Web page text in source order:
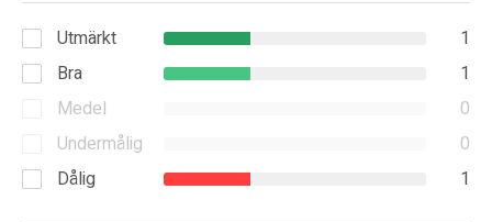
Utmärkt
1
Bra
1
Medel
0
Undermålig
0
Dålig
1